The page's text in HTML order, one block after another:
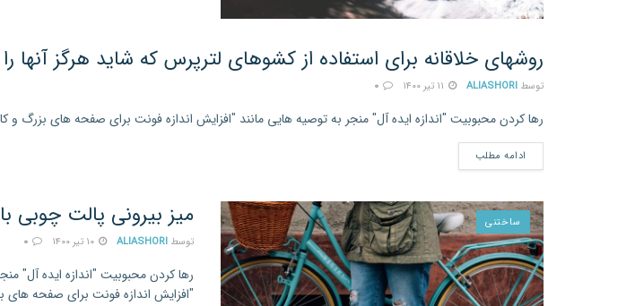
ساختنی
روشهای خلاقانه برای استفاده از کشوهای لترپرس که شاید هرگز آنها
توسط ALIASHORI
رها کردن محبوبیت "اندازه ایده آل" منجر به توصیه هایی مانند "افزایش اندازه فونت برای صفحه های بزرگ
ادامه مطلب
ساختنی میز بیرونی پالت چوبی
توسط ALIASHORI
رها کردن محبوبیت "اندازه ایده آل"
"افزایش اندازه فونت برای صفحه